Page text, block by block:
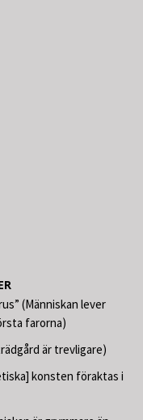
(Människan lever
farorna)
är trevligare)
konsten föraktas i